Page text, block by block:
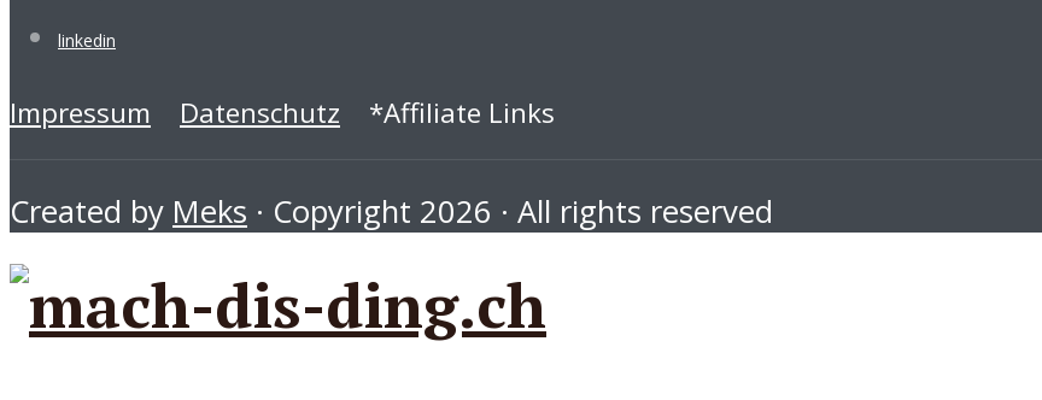
linkedin
Impressum Datenschutz *Affiliate Links
Created by Meks · Copyright 2026 · All rights reserved